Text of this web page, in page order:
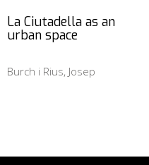
La Ciutadella as an
urban space
Burch i Rius, Josep